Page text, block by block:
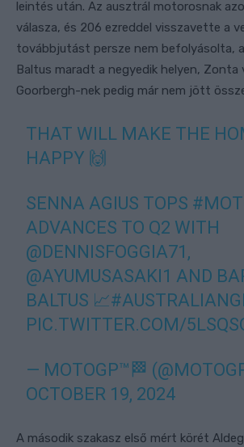
leintés után. Az ausztrál motorosnak
válasza, és 206 ezreddel visszavette a
továbbjutást persze nem befolyásolta,
Baltus maradt a negyedik helyen, Zonta
Goorbergh-nek pedig már nem jött
THAT WILL MAKE THE
HAPPY 🙌
SENNA AGIUS TOPS
ADVANCES TO Q2 WITH
@DENNISFOGGIA71 ,
@AYUMUSASAKI1 AND
BALTUS 📈
PIC.TWITTER.COM/
— MOTOGP™🏁
OCTOBER 19, 2024
A második szakasz első mért körét